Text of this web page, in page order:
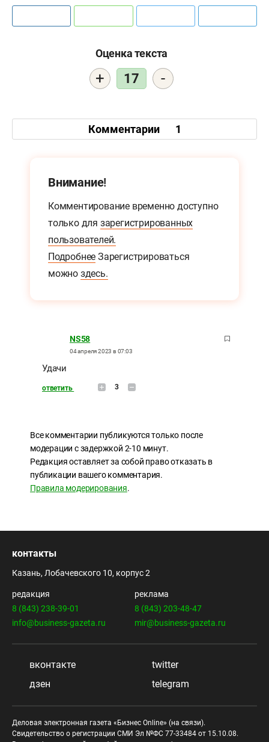
Оценка текста
+ 17 -
Комментарии 1
Внимание!
Комментирование временно доступно
только для зарегистрированных
пользователей.
Подробнее Зарегистрироваться
можно здесь.
NS58
04 апреля 2023 в 07:03
Удачи
ответить 3
Все комментарии публикуются только после
модерации с задержкой 2-10 минут.
Редакция оставляет за собой право отказать в
публикации вашего комментария.
Правила модерирования.
контакты
Казань, Лобачевского 10, корпус 2
редакция
8 (843) 238-39-01
info@business-gazeta.ru
реклама
8 (843) 203-48-47
mir@business-gazeta.ru
вконтакте
twitter
дзен
telegram
Деловая электронная газета «Бизнес Online» (на связи).
Свидетельство о регистрации СМИ Эл №ФС 77-33484 от 15.10.08.